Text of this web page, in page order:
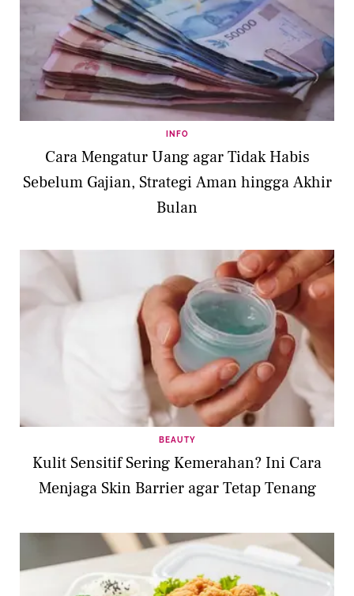
INFO
Cara Mengatur Uang agar Tidak Habis
Sebelum Gajian, Strategi Aman hingga Akhir
Bulan
BEAUTY
Kulit Sensitif Sering Kemerahan? Ini Cara
Menjaga Skin Barrier agar Tetap Tenang